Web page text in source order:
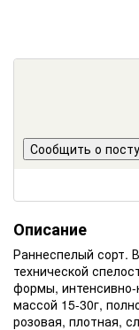
Сообщить о
Описание
Раннеспелый сорт.
технической
формы,
массой 15-30г,
розовая, плотная,